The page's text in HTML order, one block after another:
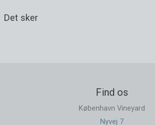
Det sker
Find os
København Vineyard
Nyvej 7